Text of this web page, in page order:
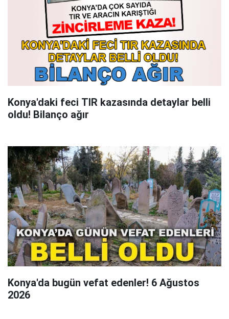
Konya'daki feci TIR kazasında detaylar belli
oldu! Bilanço ağır
Konya'da bugün vefat edenler! 6 Ağustos
2026